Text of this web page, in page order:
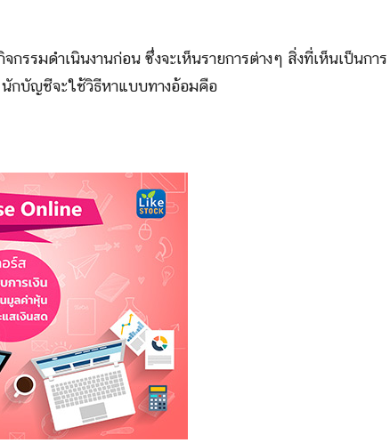
รรมดำเนินงานก่อน ซึ่งจะเห็นรายการต่างๆ สิ่งที่เห็นเป็นการ
นักบัญชีจะใช้วิธีหาแบบทางอ้อมคือ